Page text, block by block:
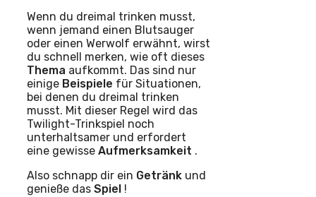
Wenn du dreimal trinken musst,
wenn jemand einen Blutsauger
oder einen Werwolf erwähnt, wirst
du schnell merken, wie oft dieses
Thema aufkommt. Das sind nur
einige Beispiele für Situationen,
bei denen du dreimal trinken
musst. Mit dieser Regel wird das
Twilight-Trinkspiel noch
unterhaltsamer und erfordert
eine gewisse Aufmerksamkeit .
Also schnapp dir ein Getränk und
genieße das Spiel !